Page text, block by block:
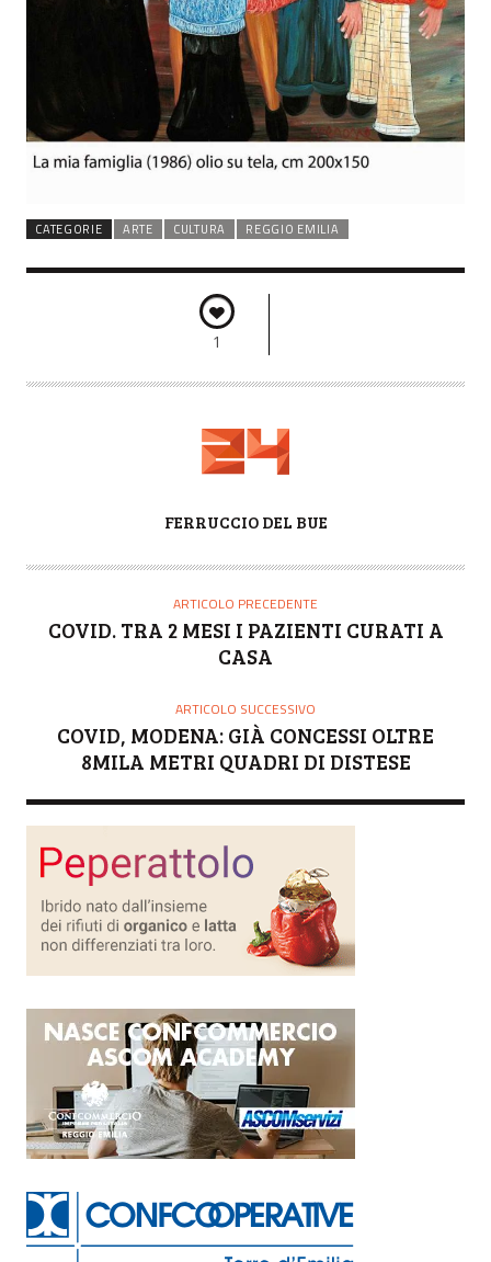
CATEGORIE ARTE CULTURA REGGIO EMILIA
1
T
FERRUCCIO DEL BUE
ARTICOLO PRECEDENTE
COVID. TRA 2 MESI I PAZIENTI CURATI A
CASA
ARTICOLO SUCCESSIVO
COVID, MODENA: GIÀ CONCESSI OLTRE
8MILA METRI QUADRI DI DISTESE